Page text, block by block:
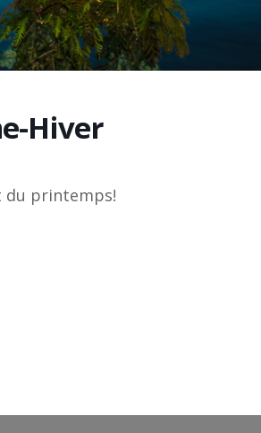
Hiver
du printemps!